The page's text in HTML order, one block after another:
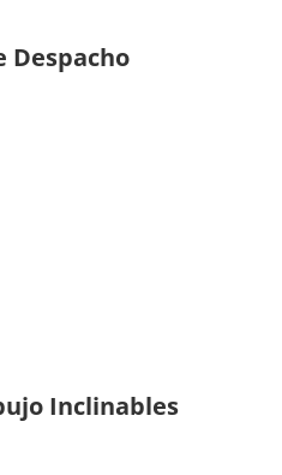
Despacho
Inclinables